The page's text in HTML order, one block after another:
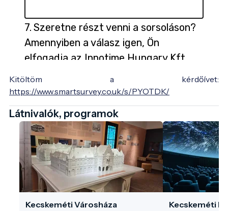
Kitöltöm a kérdőívet:
https://www.smartsurvey.co.uk/s/PYOTDK/
Látnivalók, programok
Kecskeméti Városháza
Kecskeméti